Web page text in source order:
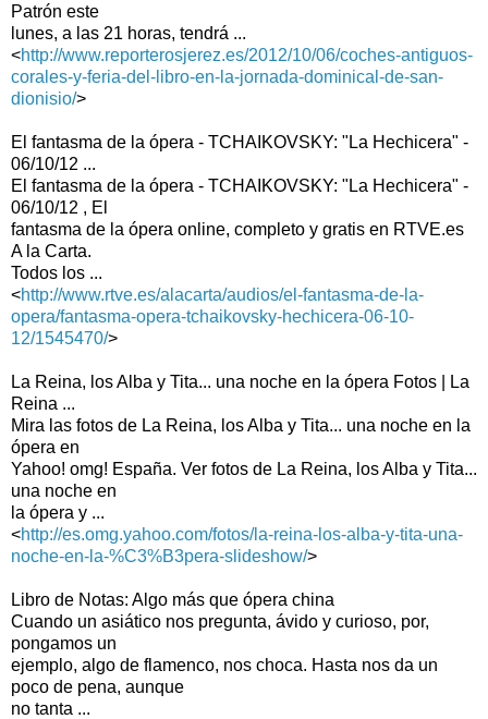
Patrón este
lunes, a las 21 horas, tendrá ...
<http://www.reporterosjerez.es/2012/10/06/coches-antiguos-
corales-y-feria-del-libro-en-la-jornada-dominical-de-san-
dionisio/>
El fantasma de la ópera - TCHAIKOVSKY: "La Hechicera" -
06/10/12 ...
El fantasma de la ópera - TCHAIKOVSKY: "La Hechicera" -
06/10/12 , El
fantasma de la ópera online, completo y gratis en RTVE.es
A la Carta.
Todos los ...
<http://www.rtve.es/alacarta/audios/el-fantasma-de-la-
opera/fantasma-opera-tchaikovsky-hechicera-06-10-
12/1545470/>
La Reina, los Alba y Tita... una noche en la ópera Fotos | La
Reina ...
Mira las fotos de La Reina, los Alba y Tita... una noche en la
ópera en
Yahoo! omg! España. Ver fotos de La Reina, los Alba y Tita...
una noche en
la ópera y ...
<http://es.omg.yahoo.com/fotos/la-reina-los-alba-y-tita-una-
noche-en-la-%C3%B3pera-slideshow/>
Libro de Notas: Algo más que ópera china
Cuando un asiático nos pregunta, ávido y curioso, por,
pongamos un
ejemplo, algo de flamenco, nos choca. Hasta nos da un
poco de pena, aunque
no tanta ...